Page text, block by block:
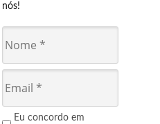
nós!
Eu concordo em